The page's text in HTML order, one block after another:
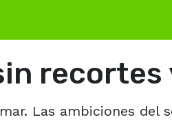
Las ambiciones